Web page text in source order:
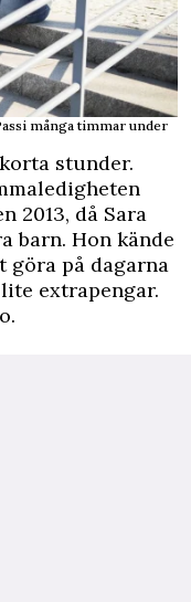
många timmar under
stunder.
2013, då Sara
barn. Hon kände
göra på dagarna
extrapengar.